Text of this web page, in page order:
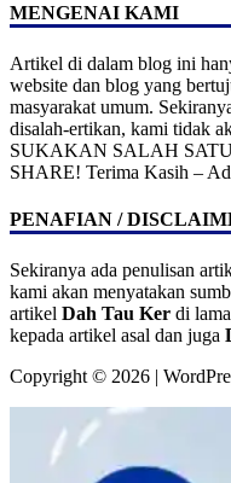
MENGENAI KAMI
Artikel di dalam blog ini
website dan blog yang
masyarakat umum.
disalah-ertikan, kami tidak
SUKAKAN SALAH
SHARE! Terima Kasih –
PENAFIAN /
Sekiranya ada penulisan
kami akan menyatakan
artikel Dah Tau Ker di
kepada artikel asal dan juga
Copyright © 2026 |